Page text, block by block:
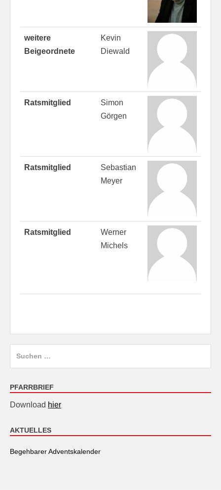
weitere
Beigeordnete
Kevin
Diewald
Ratsmitglied
Simon
Görgen
Ratsmitglied
Sebastian
Meyer
Ratsmitglied
Werner
Michels
PFARRBRIEF
Download hier
AKTUELLES
Begehbarer Adventskalender